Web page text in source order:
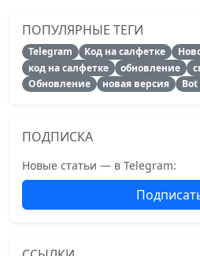
ПОПУЛЯРНЫЕ ТЕГИ
Telegram Код на салфетке
код на салфетке
обновление
Обновление
новая версия Bot
ПОДПИСКА
Новые статьи — в Telegram: